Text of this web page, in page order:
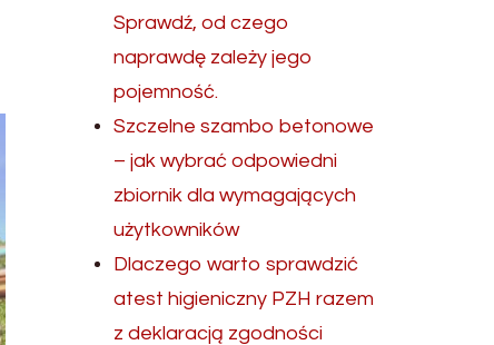
Sprawdź, od czego
naprawdę zależy jego
pojemność.
Szczelne szambo betonowe
– jak wybrać odpowiedni
zbiornik dla wymagających
użytkowników
Dlaczego warto sprawdzić
atest higieniczny PZH razem
z deklaracją zgodności